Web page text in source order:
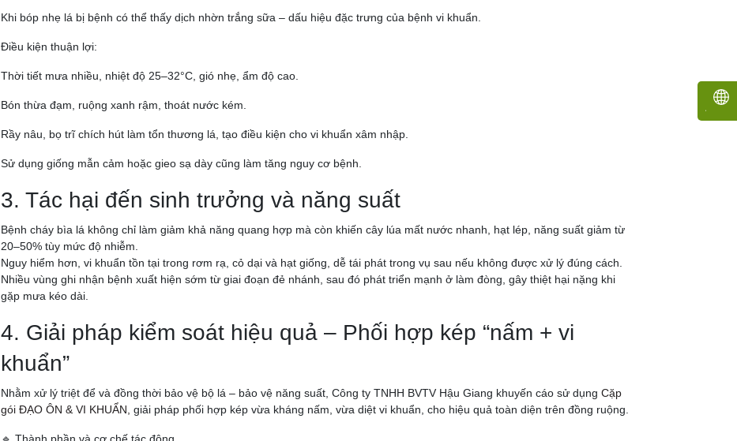
Khi bóp nhẹ lá bị bệnh có thể thấy dịch nhờn trắng sữa – dấu hiệu đặc trưng của bệnh vi khuẩn.
Điều kiện thuận lợi:
Thời tiết mưa nhiều, nhiệt độ 25–32°C, gió nhẹ, ẩm độ cao.
Bón thừa đạm, ruộng xanh rậm, thoát nước kém.
Rầy nâu, bọ trĩ chích hút làm tổn thương lá, tạo điều kiện cho vi khuẩn xâm nhập.
Sử dụng giống mẫn cảm hoặc gieo sạ dày cũng làm tăng nguy cơ bệnh.
3. Tác hại đến sinh trưởng và năng suất
Bệnh cháy bìa lá không chỉ làm giảm khả năng quang hợp mà còn khiến cây lúa mất nước nhanh, hạt lép, năng suất giảm từ
20–50% tùy mức độ nhiễm.
Nguy hiểm hơn, vi khuẩn tồn tại trong rơm rạ, cỏ dại và hạt giống, dễ tái phát trong vụ sau nếu không được xử lý đúng cách.
Nhiều vùng ghi nhận bệnh xuất hiện sớm từ giai đoạn đẻ nhánh, sau đó phát triển mạnh ở làm đòng, gây thiệt hại nặng khi
gặp mưa kéo dài.
4. Giải pháp kiểm soát hiệu quả – Phối hợp kép “nấm + vi
khuẩn”
Nhằm xử lý triệt để và đồng thời bảo vệ bộ lá – bảo vệ năng suất, Công ty TNHH BVTV Hậu Giang khuyến cáo sử dụng Cặp
gói ĐẠO ÔN & VI KHUẨN, giải pháp phối hợp kép vừa kháng nấm, vừa diệt vi khuẩn, cho hiệu quả toàn diện trên đồng ruộng.